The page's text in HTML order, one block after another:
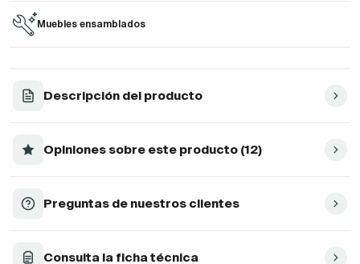
Muebles ensamblados
Descripción del producto
Opiniones sobre este producto (12)
Preguntas de nuestros clientes
Consulta la ficha técnica